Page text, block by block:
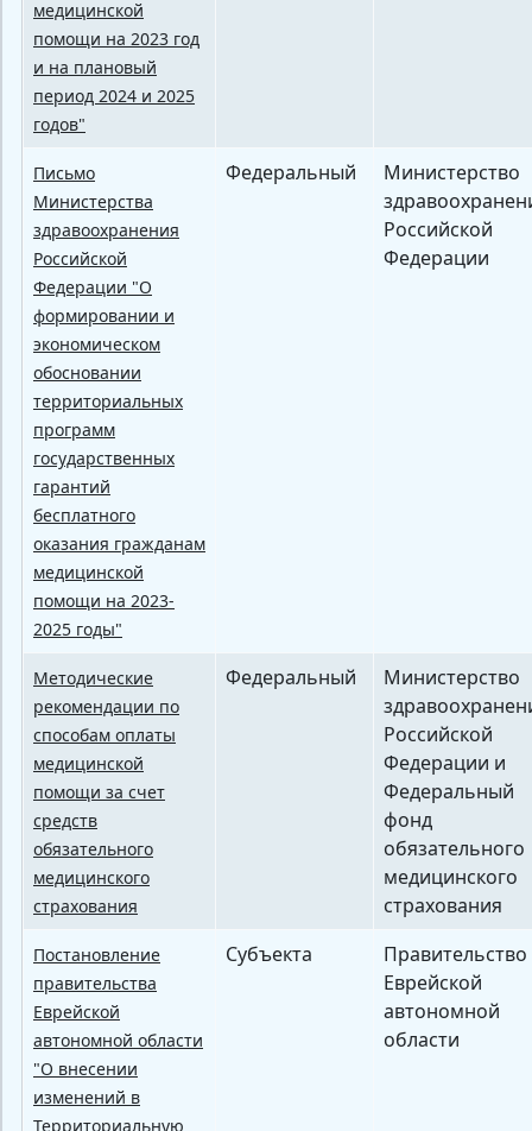
медицинской
помощи на 2023 год
и на плановый
период 2024 и 2025
годов"
Письмо
Министерства
здравоохранения
Российской
Федерации "О
формировании и
экономическом
обосновании
территориальных
программ
государственных
гарантий
бесплатного
оказания гражданам
медицинской
помощи на 2023-
2025 годы"
Федеральный
Министерство
Российской
Федерации
Методические
рекомендации по
способам оплаты
медицинской
помощи за счет
средств
обязательного
медицинского
страхования
Федеральный
Министерство
Российской
Федерации и
Федеральный
фонд
обязательного
медицинского
страхования
Постановление
правительства
Еврейской
автономной области
"О внесении
изменений в
Территориальную
Субъекта
Правительство
Еврейской
автономной
области